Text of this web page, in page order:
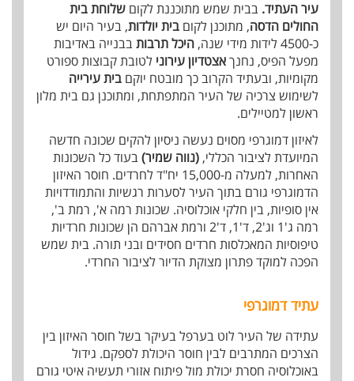
עיר העתיד. בבית שמש מתוכננת לקום שלוחת בית
החולים הדסה, מתוכנן לקום בית יולדות, בעיר היום יש
כ-4500 לידות מידי שנה,
היכל תרבותבבנייה באדיבות
מפעל הפיס, נחנךאצטדיון עירוני לטובת קבוצות ספורט
מקומיות, ובעתיד הקרוב כך מובטח יוקם בית עירייה
לשימוש צרכיה של העיר המתפתחת, ומתוכנן גם בית מלון
ראשון למטיילים.
לאיזון דמוגרפי מסוים נעשה ניסיון להקים שכונה חדשה
המיועדת לציבור הכללי, (נווה שמיר)בעוד כל השכונות
האחרות, למעלה מ-15,000 יח"ד לחרדים. חוסר האיזון
הדמוגרפי גורם בתוך העיר לסערות רגשיות והתמודדויות
אין סופיות, בין חלקי אוכלוסיה. שכונות רמה א', רמת ב',
רמה ג'1 וג'2, ד'1, ד'2 ורמת אברהם הן שכונות חרדיות
טיפוסיות המאכלסות חרדים חסידים ובני תורה. בית שמש
הפכה למוקד פתרון מצוקת הדיור לציבור החרדי.
עתיד דמוגרפי
עתידה של העיר לוט בערפל בעיקר בשל חוסר האיזון בין
הצרכים המתרבים לבין חוסר היכולת לספקם. גידול
באוכלוסיה חסרת יכולת מול פיתוח אזורי תעשיה איטי גורם